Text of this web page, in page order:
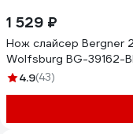
1 529 ₽
Нож слайсер Bergner
Wolfsburg BG-39162-
4.9(43)